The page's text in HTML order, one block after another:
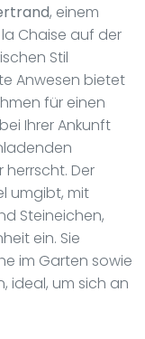
, einem
la Chaise auf der
Stil
Anwesen bietet
für einen
Ihrer Ankunft
Der
umgibt, mit
Steineichen,
ein. Sie
im Garten sowie
ideal, um sich an